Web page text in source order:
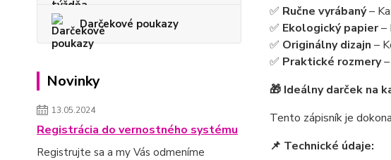
Darčekové poukazy
Novinky
13.05.2024
Registrácia do vernostného systému
Registrujte sa a my Vás odmeníme
✅ Ručne vyrábaný–
✅ Ekologický papier–
✅ Originálny dizajn –
✅ Praktické rozmery–
🎁 Ideálny darček na
Tento zápisník je
📌 Technické údaje: